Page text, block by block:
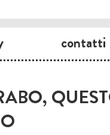
contatti